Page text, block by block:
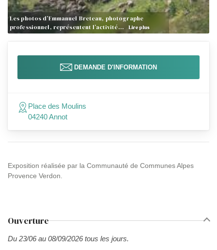
Les photos d’Emmanuel Breteau, photographe
professionnel, représentent l’activité…
Lire plus
Exposition réalisée par la Communauté de Communes Alpes
Provence Verdon.
Ouverture
Du 23/06 au 08/09/2026 tous les jours.
DEMANDE D'INFORMATION
Place des Moulins
04240 Annot